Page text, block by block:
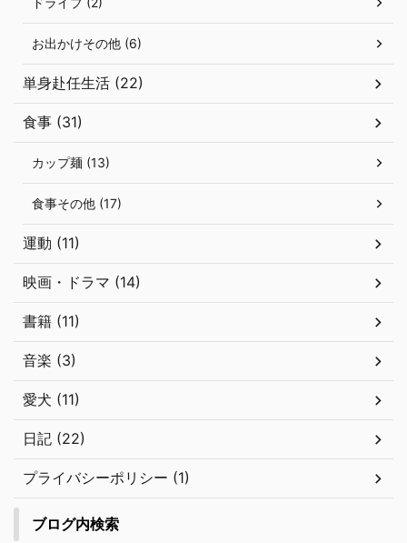
お出かけその他 (6)
単身赴任生活 (22)
食事 (31)
カップ麺 (13)
食事その他 (17)
運動 (11)
映画・ドラマ (14)
書籍 (11)
音楽 (3)
愛犬 (11)
日記 (22)
プライバシーポリシー (1)
ブログ内検索